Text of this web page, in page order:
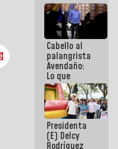
siempre que
estén en el
marco de la
Constitución
de la
República
Cabello al
palangrista
Avendaño:
Lo que
vayas a
escribir
hazlo hoy
por que no
sabemos si
la semana
Presidenta
(E) Delcy
Rodríguez